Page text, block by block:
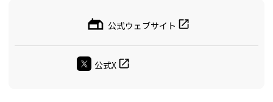
公式ウェブサイト
公式X